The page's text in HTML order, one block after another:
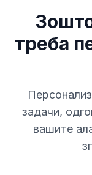
треба
задачи,
вашите